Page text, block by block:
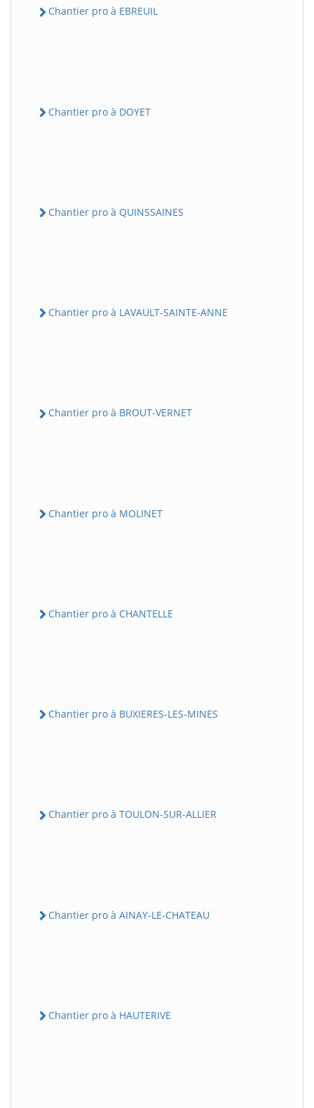
Chantier pro à EBREUIL
Chantier pro à DOYET
Chantier pro à QUINSSAINES
Chantier pro à LAVAULT-SAINTE-ANNE
Chantier pro à BROUT-VERNET
Chantier pro à MOLINET
Chantier pro à CHANTELLE
Chantier pro à BUXIERES-LES-MINES
Chantier pro à TOULON-SUR-ALLIER
Chantier pro à AINAY-LE-CHATEAU
Chantier pro à HAUTERIVE